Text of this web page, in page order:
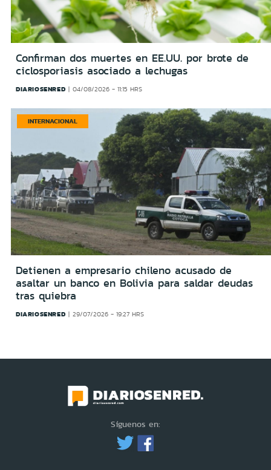
Confirman dos muertes en EE.UU. por brote de
ciclosporiasis asociado a lechugas
DIARIOSENRED 04/08/2026 - 11:15 HRS
INTERNACIONAL
Detienen a empresario chileno acusado de
asaltar un banco en Bolivia para saldar deudas
tras quiebra
DIARIOSENRED 29/07/2026 - 19:27 HRS
Síguenos en: